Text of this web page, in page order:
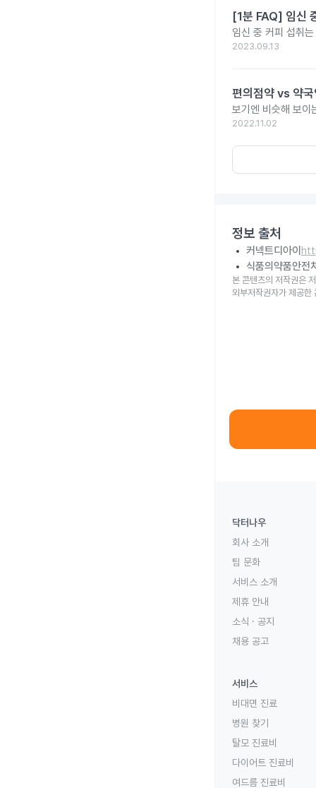
[1분 FAQ] 임신
임신 중 커피 섭취
2023.09.13
편의점약 vs 약
보기엔 비슷해 보이
2022.11.02
정보 출처
커넥트디아이
식품의약품안전
본 콘텐츠의 저작권은
외부저작권자가 제공한
닥터나우
회사 소개
팀 문화
서비스 소개
제휴 안내
소식 · 공지
채용 공고
서비스
비대면 진료
병원 찾기
탈모 진료비
다이어트 진료비
여드름 진료비